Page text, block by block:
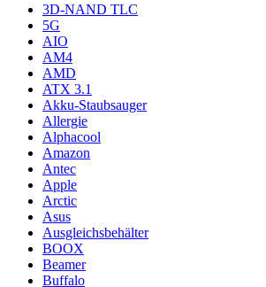
3D-NAND TLC
5G
AIO
AM4
AMD
ATX 3.1
Akku-Staubsauger
Allergie
Alphacool
Amazon
Antec
Apple
Arctic
Asus
Ausgleichsbehälter
BOOX
Beamer
Buffalo